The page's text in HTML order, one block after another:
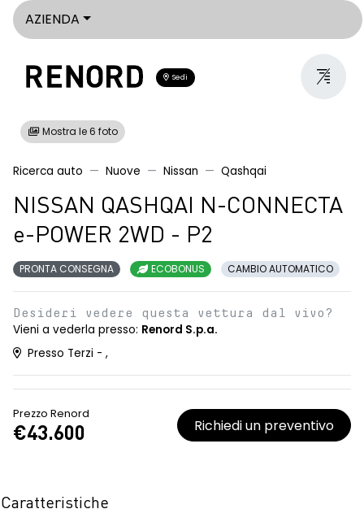
AZIENDA
Sedi
Mostra le 6 foto
Ricerca auto Nuove Nissan Qashqai
NISSAN QASHQAI N-CONNECTA
e-POWER 2WD - P2
PRONTA CONSEGNA ECOBONUS CAMBIO AUTOMATICO
Desideri vedere questa vettura dal vivo?
Vieni a vederla presso: Renord S.p.a.
Presso Terzi - ,
Prezzo Renord
€43.600 Richiedi un preventivo
Caratteristiche